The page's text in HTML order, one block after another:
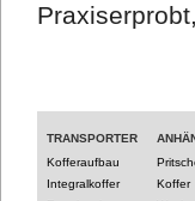
TRANSPORTER
Kofferaufbau
Integralkoffer
Koffer